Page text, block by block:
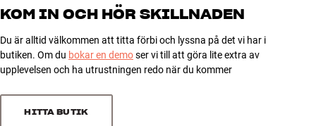
Vikt emballage (kg)
0,02
8 x 3 x 11 cm (bredd x höjd x
djup)
GENERELLA EGENSKAPER
Antennkontakt (hona med plastkåpa) Färg: Vit
KOM IN OCH HÖR SKILLNADEN
Du är alltid välkommen att titta förbi och lyssna på det vi har i
butiken. Om du bokar en demoser vi till att göra lite extra av
upplevelsen och ha utrustningen redo när du kommer
HITTA BUTIK